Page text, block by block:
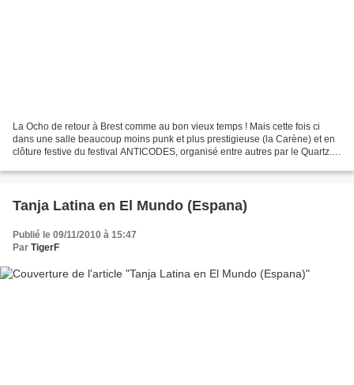
La Ocho de retour à Brest comme au bon vieux temps ! Mais cette fois ci
dans une salle beaucoup moins punk et plus prestigieuse (la Carène) et en
clôture festive du festival ANTICODES, organisé entre autres par le Quartz...!
Tanja Latina en El Mundo (Espana)
Publié le 09/11/2010 à 15:47
Par TigerF